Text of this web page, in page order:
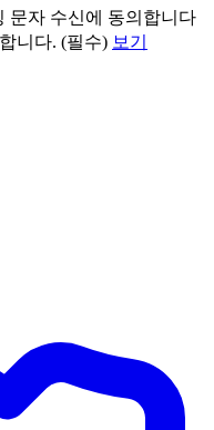
문자 수신에 동의합니다
니다. (필수) 보기